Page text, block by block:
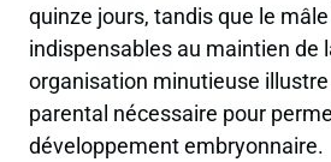
quinze jours, tandis que le
indispensables au maintien de
organisation minutieuse
parental nécessaire pour
développement embryonnaire.